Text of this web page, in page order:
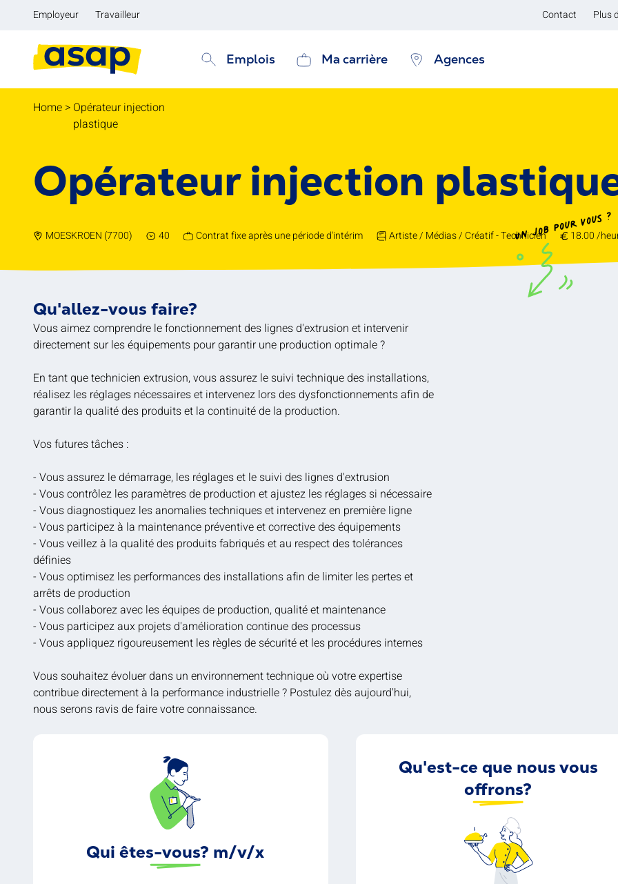
Employeur Travailleur Contact Plus
Emplois Ma carrière Agences
Home > Opérateur injection
plastique
Opérateur injection
MOESKROEN (7700) 40 Contrat fixe après une période d'intérim Artiste / Médias / Créatif - Technicien 18.00 /
Un job pour vous ?
Qu'allez-vous faire?
Vous aimez comprendre le fonctionnement des lignes d'extrusion et intervenir
directement sur les équipements pour garantir une production optimale ?
En tant que technicien extrusion, vous assurez le suivi technique des installations,
réalisez les réglages nécessaires et intervenez lors des dysfonctionnements afin de
garantir la qualité des produits et la continuité de la production.
Vos futures tâches :
- Vous assurez le démarrage, les réglages et le suivi des lignes d'extrusion
- Vous contrôlez les paramètres de production et ajustez les réglages si nécessaire
- Vous diagnostiquez les anomalies techniques et intervenez en première ligne
- Vous participez à la maintenance préventive et corrective des équipements
- Vous veillez à la qualité des produits fabriqués et au respect des tolérances
définies
- Vous optimisez les performances des installations afin de limiter les pertes et
arrêts de production
- Vous collaborez avec les équipes de production, qualité et maintenance
- Vous participez aux projets d'amélioration continue des processus
- Vous appliquez rigoureusement les règles de sécurité et les procédures internes
Vous souhaitez évoluer dans un environnement technique où votre expertise
contribue directement à la performance industrielle ? Postulez dès aujourd'hui,
nous serons ravis de faire votre connaissance.
Qui êtes-vous? m/v/x
Qu'est-ce que nous vous
offrons?